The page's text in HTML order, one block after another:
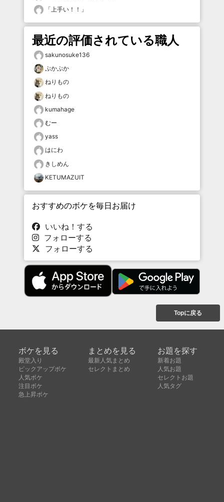
「 上手い！！ 」
最近の評価されている職人
sakunosuke136
ぷかぷか
ねりもの
ねりもの
kumahage
むー
yass
はにわ
きしめん
KETUMAZUIT
おすすめのボケを毎日お届け
いいね！する
フォローする
フォローする
Topに戻る
ボケを見る
殿堂入り
ピックアップボケ
人気ボケ
注目ボケ
急上昇ボケ
まとめを見る
最新人気まとめ
セレクトまとめ
お題を探す
新着お題
人気お題
セレクトお題
人気タグ